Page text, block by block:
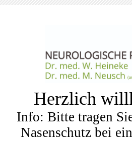
Herzlich
Info: Bitte tragen
Nasenschutz bei